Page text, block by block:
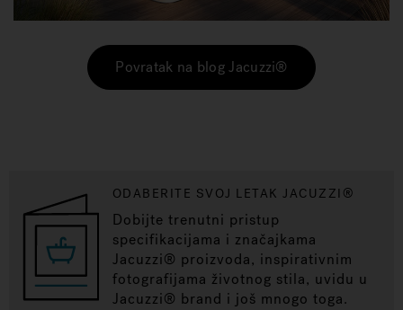
Povratak na blog Jacuzzi®
ODABERITE SVOJ LETAK JACUZZI®
Dobijte trenutni pristup
specifikacijama i značajkama
Jacuzzi® proizvoda, inspirativnim
fotografijama životnog stila, uvidu u
Jacuzzi® brand i još mnogo toga.